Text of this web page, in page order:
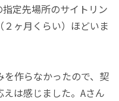
定先場所のサイトリン
ヶ月くらい）ほどいま
作らなかったので、契
は感じました。Aさん